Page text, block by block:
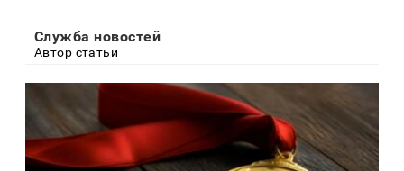
Служба новостей
Автор статьи